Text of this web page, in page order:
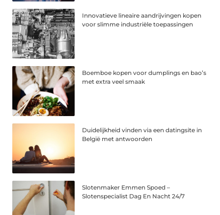
Innovatieve lineaire aandrijvingen kopen
voor slimme industriële toepassingen
Boemboe kopen voor dumplings en bao’s
met extra veel smaak
Duidelijkheid vinden via een datingsite in
België met antwoorden
Slotenmaker Emmen Spoed –
Slotenspecialist Dag En Nacht 24/7